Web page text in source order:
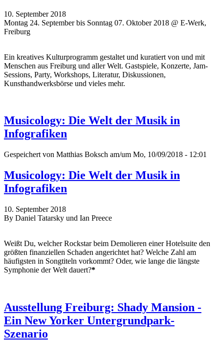
10. September 2018
Montag 24. September bis Sonntag 07. Oktober 2018 @ E-Werk,
Freiburg
Ein kreatives Kulturprogramm gestaltet und kuratiert von und mit
Menschen aus Freiburg und aller Welt. Gastspiele, Konzerte, Jam-
Sessions, Party, Workshops, Literatur, Diskussionen,
Kunsthandwerksbörse und vieles mehr.
Musicology: Die Welt der Musik in
Infografiken
Gespeichert von Matthias Boksch am/um Mo, 10/09/2018 - 12:01
Musicology: Die Welt der Musik in
Infografiken
10. September 2018
By Daniel Tatarsky und Ian Preece
Weißt Du, welcher Rockstar beim Demolieren einer Hotelsuite den
größten finanziellen Schaden angerichtet hat? Welche Zahl am
häufigsten in Songtiteln vorkommt? Oder, wie lange die längste
Symphonie der Welt dauert?*
Ausstellung Freiburg: Shady Mansion -
Ein New Yorker Untergrundpark-
Szenario